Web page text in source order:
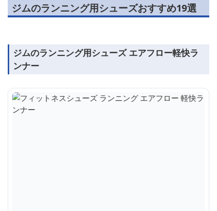
ジムのランニング用シューズおすすめ19選
ジムのランニング用シューズ エアフロー軽快ラ
ンナー